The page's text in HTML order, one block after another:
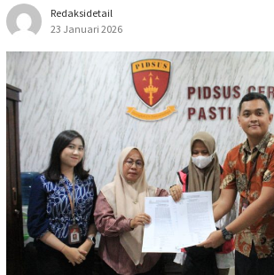
Redaksidetail
23 Januari 2026